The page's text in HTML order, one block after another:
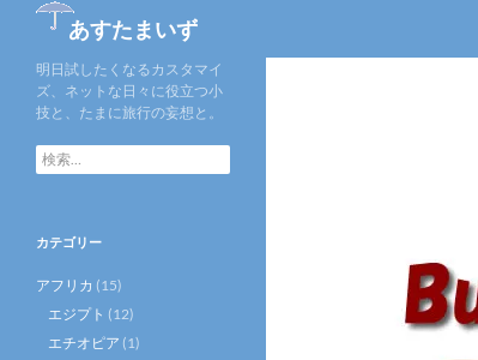
あすたまいず
明日試したくなるカスタマイ
ズ、ネットな日々に役立つ小
技と、たまに旅行の妄想と。
検
索
カテゴリー
アフリカ (15)
エジプト (12)
エチオピア (1)